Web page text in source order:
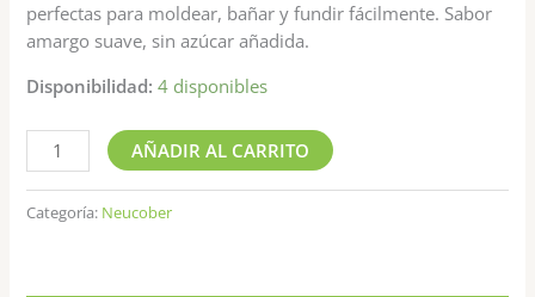
perfectas para moldear, bañar y fundir fácilmente. Sabor
amargo suave, sin azúcar añadida.
Disponibilidad: 4 disponibles
AÑADIR AL CARRITO
Categoría: Neucober